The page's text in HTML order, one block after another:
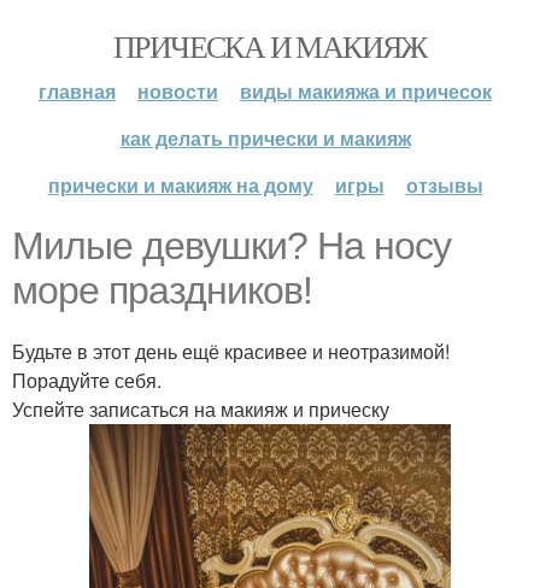
ПРИЧЕСКА И МАКИЯЖ
главная новости
виды макияжа и причесок
как делать прически и макияж
прически и макияж на дому
игры отзывы
Милые девушки? На носу
море праздников!
Будьте в этот день ещё красивее и неотразимой!
Порадуйте себя.
Успейте записаться на макияж и прическу